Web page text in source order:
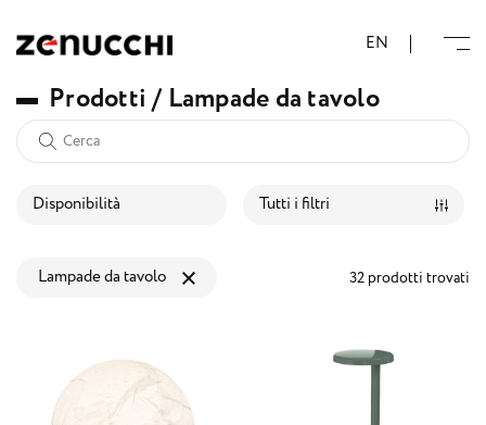
EN
Prodotti/ Lampade da tavolo
Disponibilità Tutti i filtri
Lampade da tavolo 32 prodotti trovati